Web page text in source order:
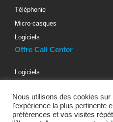
Téléphonie
Micro-casques
Logiciels
Offre Call Center
Logiciels
Materiels informatiques
Micro-casques téléphoniques
Nous utilisons des cookies
l'expérience la plus pertinente
préférences et vos visites